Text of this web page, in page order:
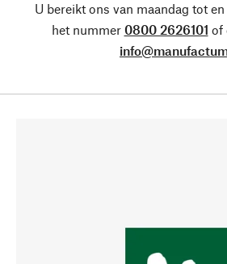
U bereikt ons van maandag tot
het nummer 0800 2626101 of